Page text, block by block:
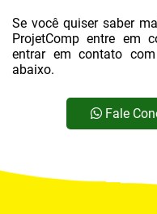
LOCAÇÃO DE
LOCAÇÃO DE
MANUTENÇÃO
MANUTENÇÃO DE
Se você quiser saber
ProjetComp entre em
entrar em contato
abaixo.
Fale